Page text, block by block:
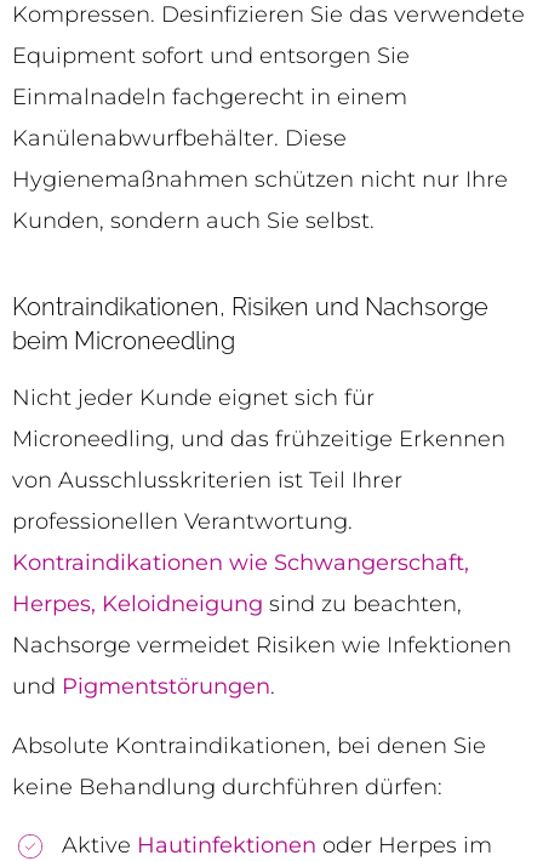
Kompressen. Desinfizieren Sie das verwendete
Equipment sofort und entsorgen Sie
Einmalnadeln fachgerecht in einem
Kanülenabwurfbehälter. Diese
Hygienemaßnahmen schützen nicht nur Ihre
Kunden, sondern auch Sie selbst.
Kontraindikationen, Risiken und Nachsorge
beim Microneedling
Nicht jeder Kunde eignet sich für
Microneedling, und das frühzeitige Erkennen
von Ausschlusskriterien ist Teil Ihrer
professionellen Verantwortung.
Kontraindikationen wie Schwangerschaft,
Herpes, Keloidneigung sind zu beachten,
Nachsorge vermeidet Risiken wie Infektionen
und Pigmentstörungen.
Absolute Kontraindikationen, bei denen Sie
keine Behandlung durchführen dürfen:
Aktive Hautinfektionen oder Herpes im